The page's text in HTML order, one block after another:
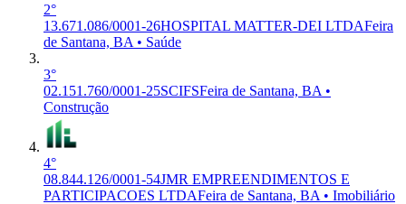
2°
13.671.086/0001-26HOSPITAL MATTER-DEI LTDAFeira
de Santana, BA • Saúde
3°
02.151.760/0001-25SCIFSFeira de Santana, BA •
Construção
4°
08.844.126/0001-54JMR EMPREENDIMENTOS E
PARTICIPACOES LTDAFeira de Santana, BA • Imobiliário